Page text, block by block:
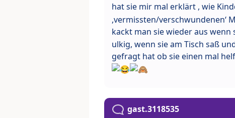
hat sie mir mal erklärt , wie
,vermissten/verschwundenen‘
kackt man sie wieder aus wenn
ulkig, wenn sie am Tisch saß
gefragt hat ob sie einen mal
gast.3118535